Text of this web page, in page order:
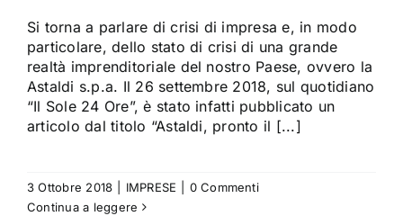
Si torna a parlare di crisi di impresa e, in modo
particolare, dello stato di crisi di una grande
realtà imprenditoriale del nostro Paese, ovvero la
Astaldi s.p.a. Il 26 settembre 2018, sul quotidiano
“Il Sole 24 Ore”, è stato infatti pubblicato un
articolo dal titolo “Astaldi, pronto il [...]
3 Ottobre 2018 IMPRESE
0 Commenti
Continua a leggere